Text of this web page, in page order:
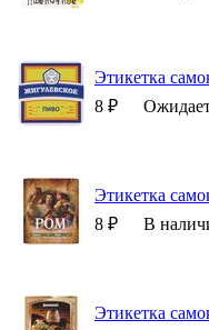
Этикетка
8 ₽
Этикетка
8 ₽
В
Этикетка